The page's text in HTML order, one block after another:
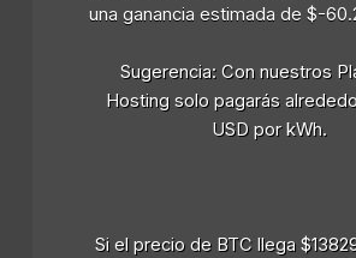
una ganancia estimada de $-
Sugerencia: Con nuestros
Hosting solo pagarás
USD por kWh.
Si el precio de BTC llega